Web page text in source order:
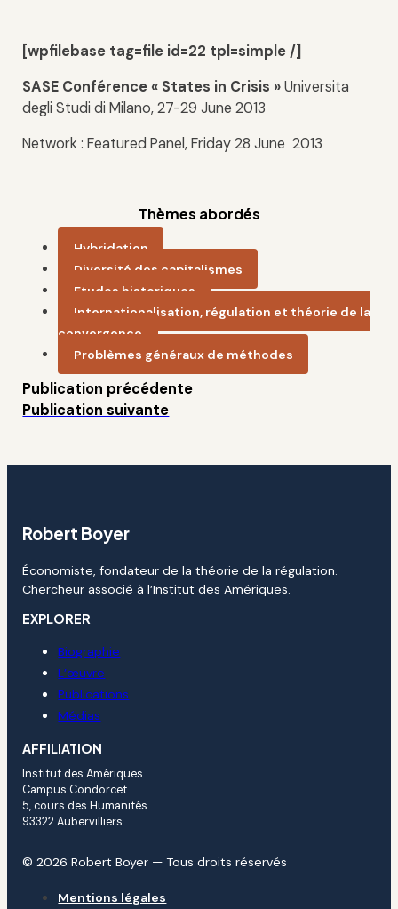
[wpfilebase tag=file id=22 tpl=simple /]
SASE Conférence « States in Crisis »Universita
degli Studi di Milano, 27-29 June 2013
Network : Featured Panel, Friday 28 June 2013
Thèmes abordés
Hybridation
Diversité des capitalismes
Etudes historiques
Internationalisation, régulation et théorie de la
convergence
Problèmes généraux de méthodes
Publication précédente
Publication suivante
Robert Boyer
Économiste, fondateur de la théorie de la régulation.
Chercheur associé à l’Institut des Amériques.
EXPLORER
Biographie
L’œuvre
Publications
Médias
AFFILIATION
Institut des Amériques
Campus Condorcet
5, cours des Humanités
93322 Aubervilliers
© 2026 Robert Boyer — Tous droits réservés
Mentions légales